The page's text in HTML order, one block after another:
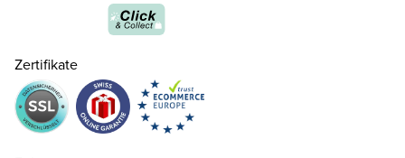
CHF 220.00
37.5 ( 4½ ) CHF 220.00
38 ( 5 ) CHF 220.00
Zertifikate